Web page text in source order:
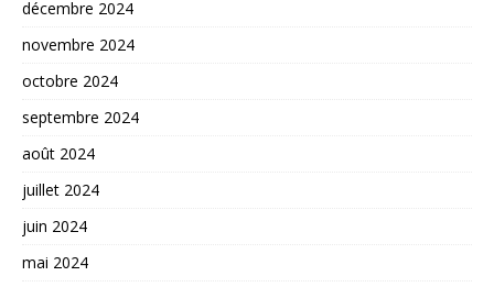
décembre 2024
novembre 2024
octobre 2024
septembre 2024
août 2024
juillet 2024
juin 2024
mai 2024